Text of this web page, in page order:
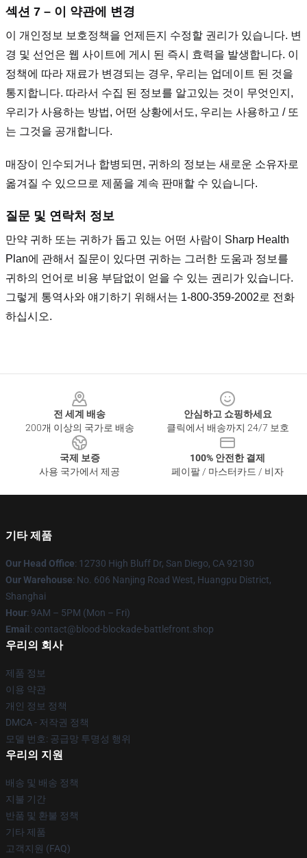
섹션 7 – 이 약관에 변경
이 개인정보 보호정책을 언제든지 수정할 권리가 있습니다. 변
경 및 선언은 웹 사이트에 게시 된 즉시 효력을 발생합니다. 이
정책에 따라 재료가 변경되는 경우, 우리는 업데이트 된 것을
통지합니다. 따라서 수집 된 정보를 알고있는 것이 무엇인지,
우리가 사용하는 방법, 어떤 상황에서도, 우리는 사용하고 / 또
는 그것을 공개합니다.
매장이 인수되거나 합병되면, 귀하의 정보는 새로운 소유자로
옮겨질 수 있으므로 제품을 계속 판매할 수 있습니다.
질문 및 연락처 정보
만약 귀하 또는 귀하가 돕고 있는 어떤 사람이 Sharp Health
Plan에 관해서 질문이 있다면 귀하는 그러한 도움과 정보를
귀하의 언어로 비용 부담없이 얻을 수 있는 권리가 있습니다.
그렇게 통역사와 얘기하기 위해서는 1-800-359-2002로 전화
하십시오.
전 세계 배송
200개 이상의 국가로 배송
안심하고 쇼핑하세요
클릭에서 배송까지 24/7 보호
국제 보증
사용 국가에서 제공
100% 안전한 결제
페이팔 / 마스터카드 / 비자
기타 제품
Our Head Office: 12730 High Bluff Dr, San Diego, CA 92130
Our Warehouse: No. 606 Nanjing Road West, Huangpu District,
Shanghai
Hour: 9AM – 5PM (Mon – Fri)
Email : contact@blood-blockade-battlefront.shop
우리의 회사
제품 정보
이용 약관
개인 정보 정책
DMCA - 저작권 정책
모델 번호: 공급망 투명성 행위
우리의 지원
배송 및 배송 정책
지불 기간
반품 및 환불 정책
기타 제품
고객지원 (FAQ)